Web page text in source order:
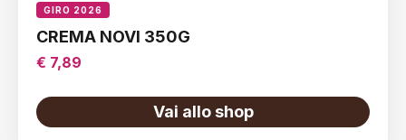
GIRO 2026
CREMA NOVI 350G
€ 7,89
Vai allo shop